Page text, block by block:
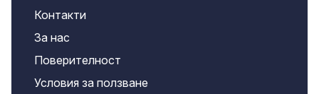
Контакти
За нас
Поверителност
Условия за ползване